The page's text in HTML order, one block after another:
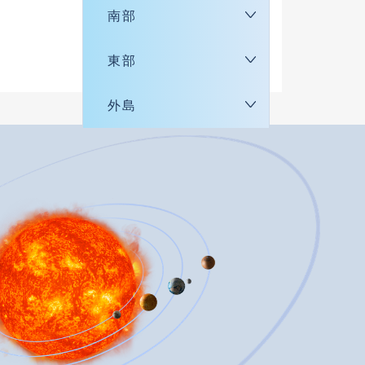
南部
東部
外島